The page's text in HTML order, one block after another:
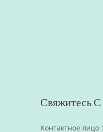
Свяжитесь
Контактное лицо